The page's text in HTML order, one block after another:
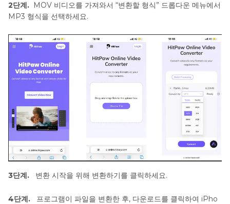
2단계. MOV 비디오를 가져와서 “변환할 형식” 드롭다운 메뉴에서
MP3 형식을 선택하세요.
3단계. 변환 시작을 위해 변환하기를 클릭하세요.
4단계.
프로그램이 파일을 변환한 후, 다운로드를 클릭하여 iPho